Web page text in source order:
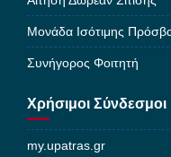
Μονάδα Ισότιμης
Συνήγορος Φοιτητή
Χρήσιμοι Σύνδεσμοι
my.upatras.gr